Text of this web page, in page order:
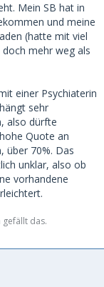
Mein SB hat in
und meine
(hatte mit viel
mehr weg als
einer Psychiaterin
sehr
also dürfte
Quote an
über 70%. Das
unklar, also ob
vorhandene
das.